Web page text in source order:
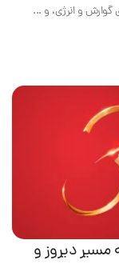
و انرژی، و ...
دیروز و